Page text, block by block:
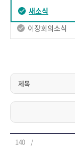
새소식
이장회의소식
140